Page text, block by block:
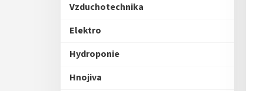
Vzduchotechnika
Elektro
Hydroponie
Hnojiva